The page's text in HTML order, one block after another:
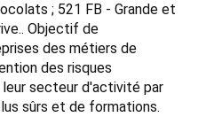
; 521 FB - Grande et
Objectif de
des métiers de
des risques
secteur d'activité par
sûrs et de formations.